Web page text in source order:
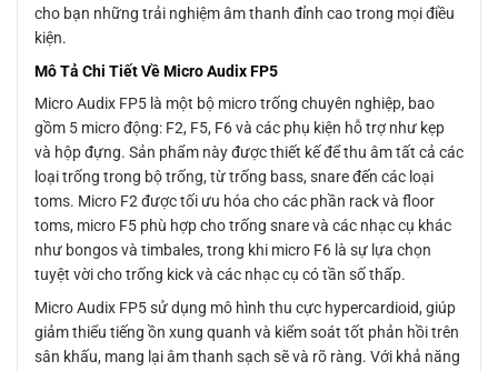
cho bạn những trải nghiệm âm thanh đỉnh cao trong mọi điều
kiện.
Mô Tả Chi Tiết Về Micro Audix FP5
Micro Audix FP5 là một bộ micro trống chuyên nghiệp, bao
gồm 5 micro động: F2, F5, F6 và các phụ kiện hỗ trợ như kẹp
và hộp đựng. Sản phẩm này được thiết kế để thu âm tất cả các
loại trống trong bộ trống, từ trống bass, snare đến các loại
toms. Micro F2 được tối ưu hóa cho các phần rack và floor
toms, micro F5 phù hợp cho trống snare và các nhạc cụ khác
như bongos và timbales, trong khi micro F6 là sự lựa chọn
tuyệt vời cho trống kick và các nhạc cụ có tần số thấp.
Micro Audix FP5 sử dụng mô hình thu cực hypercardioid, giúp
giảm thiểu tiếng ồn xung quanh và kiểm soát tốt phản hồi trên
sân khấu, mang lại âm thanh sạch sẽ và rõ ràng. Với khả năng